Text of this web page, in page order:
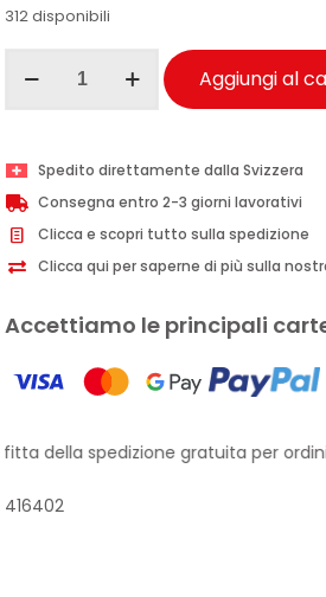
era:
CHF 12.95.CHF 6.50.
312 disponibili
illuminante
200ml
quantità
Aggiungi al
Spedito direttamente dalla Svizzera
Consegna entro 2-3 giorni lavorativi
Clicca e scopri tutto sulla spedizione
Clicca qui per saperne di più sulla
Accettiamo le principali
della spedizione gratuita per ordini
416402